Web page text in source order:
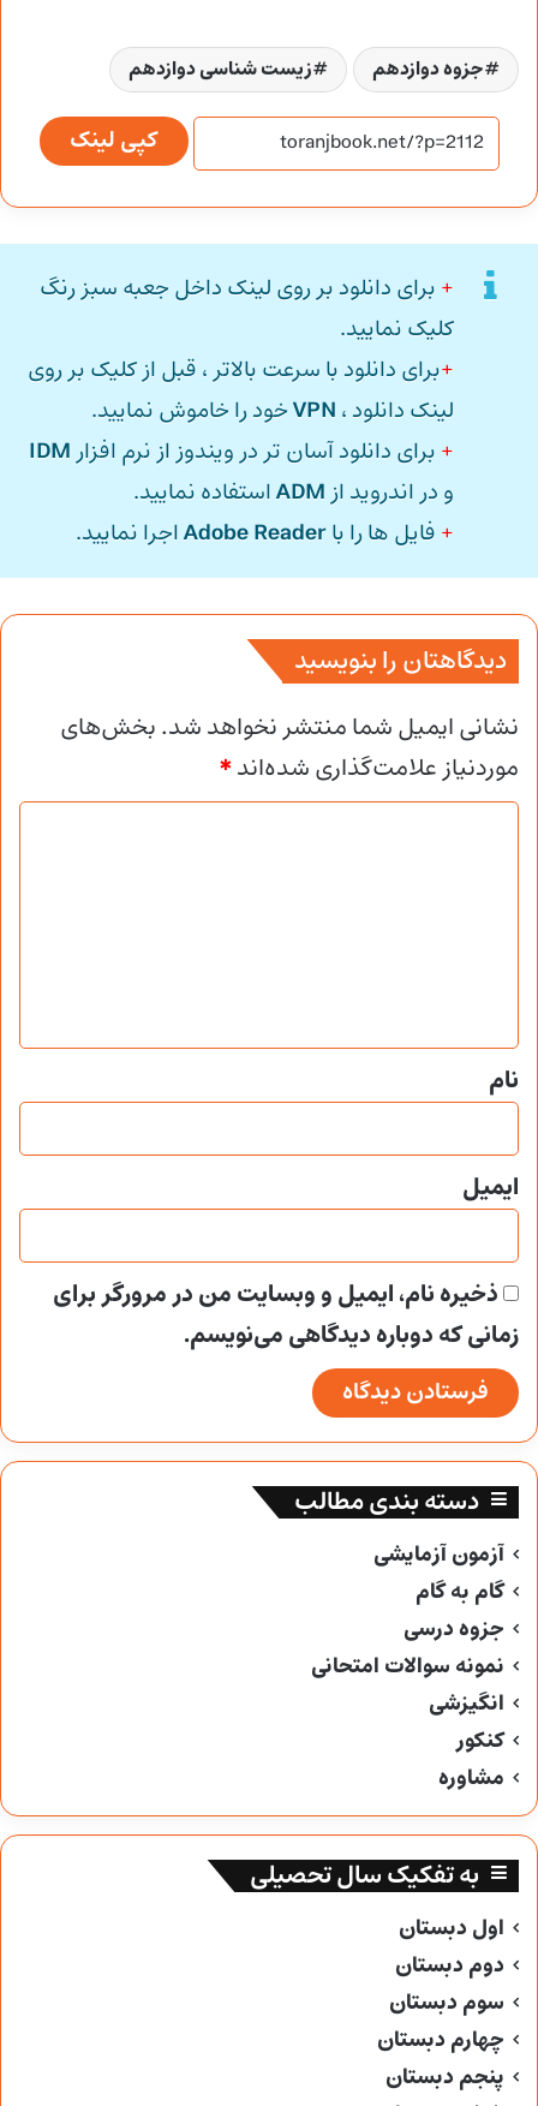
جزوه دوازدهم زیست شناسی دوازدهم
کپی لینک
+ برای دانلود بر روی لینک داخل جعبه سبز رنگ
کلیک نمایید.
+برای دانلود با سرعت بالاتر ، قبل از کلیک بر روی
لینک دانلود ، VPNخود را خاموش نمایید.
+ برای دانلود آسان تر در ویندوز از نرم افزار IDM
و در اندروید از ADMاستفاده نمایید.
+ فایل ها را باAdobe Readerاجرا نمایید.
دیدگاهتان را بنویسید
نشانی ایمیل شما منتشر نخواهد شد.بخش‌های
موردنیاز علامت‌گذاری شده‌اند*
د
*
نام
ایمیل
ذخیره نام، ایمیل و وبسایت من در مرورگر برای
زمانی که دوباره دیدگاهی می‌نویسم.
دسته بندی مطالب
آزمون آزمایشی
گام به گام
جزوه درسی
نمونه سوالات امتحانی
انگیزشی
کنکور
مشاوره
به تفکیک سال تحصیلی
اول دبستان
دوم دبستان
سوم دبستان
چهارم دبستان
پنجم دبستان